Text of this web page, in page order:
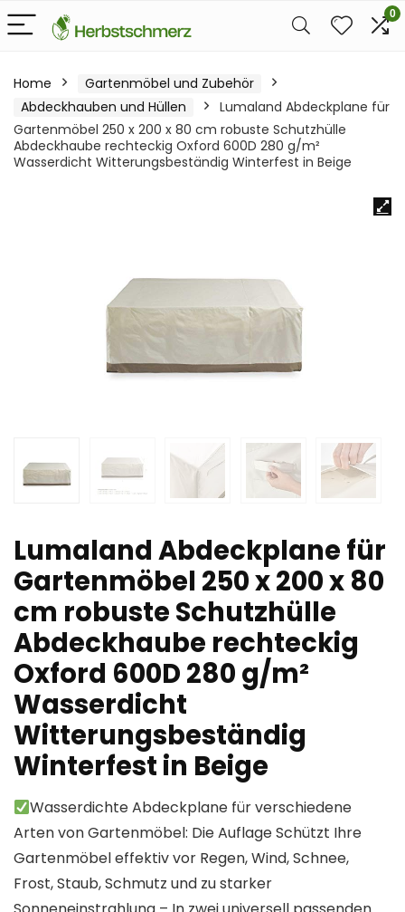
0
Home
Gartenmöbel und Zubehör
Abdeckhauben und Hüllen
Lumaland Abdeckplane für
Gartenmöbel 250 x 200 x 80 cm robuste Schutzhülle
Abdeckhaube rechteckig Oxford 600D 280 g/m²
Wasserdicht Witterungsbeständig Winterfest in Beige
Lumaland Abdeckplane für
Gartenmöbel 250 x 200 x 80
cm robuste Schutzhülle
Abdeckhaube rechteckig
Oxford 600D 280 g/m²
Wasserdicht
Witterungsbeständig
Winterfest in Beige
Wasserdichte Abdeckplane für verschiedene
Arten von Gartenmöbel: Die Auflage Schützt Ihre
Gartenmöbel effektiv vor Regen, Wind, Schnee,
Frost, Staub, Schmutz und zu starker